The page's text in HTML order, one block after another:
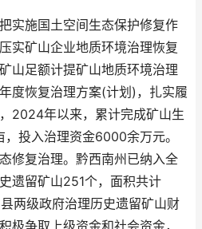
施国土空间生态保护修复作
实矿山企业地质环境治理恢复
山足额计提矿山地质环境治理
度恢复治理方案(计划)，扎实履
2024年以来，累计完成矿山生
投入治理资金6000余万元。
修复治理。黔西南州已纳入全
遗留矿山251个，面积共计
两级政府治理历史遗留矿山财